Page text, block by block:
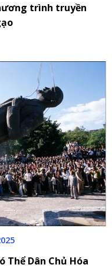
trình truyền
Thể Dân Chủ Hóa